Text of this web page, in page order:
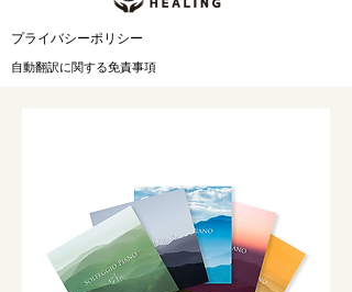
​プライバシーポリシー
自動翻訳に関する免責事項